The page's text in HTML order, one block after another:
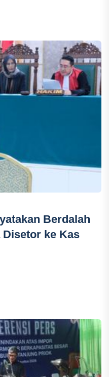
Berdalah
Disetor ke Kas